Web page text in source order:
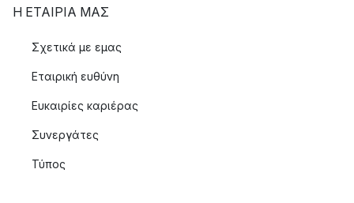
Η ΕΤΑΊΡΙΑ ΜΑΣ
Σχετικά με εμας
Εταιρική ευθύνη
Ευκαιρίες καριέρας
Συνεργάτες
Τύπος